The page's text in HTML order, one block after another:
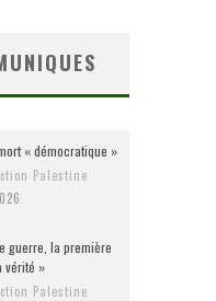
« démocratique »
Palestine
guerre, la première
vérité »
Palestine